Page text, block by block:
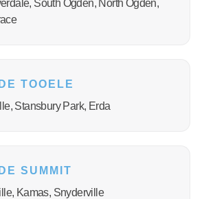
South Ogden, North Ogden,
TOOELE
Stansbury Park, Erda
SUMMIT
Kamas, Snyderville